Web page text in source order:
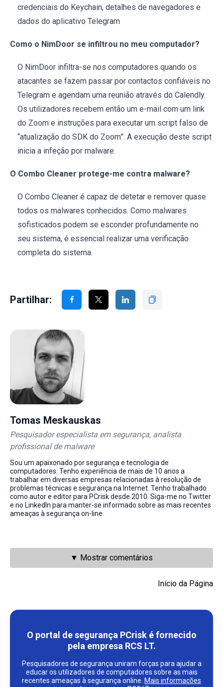
credenciais do Keychain, detalhes de navegadores e
dados do aplicativo Telegram
Como o NimDoor se infiltrou no meu computador?
O NimDoor infiltra-se nos computadores quando os
atacantes se fazem passar por contactos confiáveis no
Telegram e agendam uma reunião através do Calendly.
Os utilizadores recebem então um e-mail com um link
do Zoom e instruções para executar um script falso de
“atualização do SDK do Zoom”. A execução deste script
inicia a infeção por malware.
O Combo Cleaner protege-me contra malware?
O Combo Cleaner é capaz de detetar e remover quase
todos os malwares conhecidos. Como malwares
sofisticados podem se esconder profundamente no
seu sistema, é essencial realizar uma verificação
completa do sistema.
Partilhar:
Tomas Meskauskas
Pesquisador especialista em segurança, analista
profissional de malware
Sou um apaixonado por segurança e tecnologia de
computadores. Tenho experiência de mais de 10 anos a
trabalhar em diversas empresas relacionadas à resolução de
problemas técnicas e segurança na Internet. Tenho trabalhado
como autor e editor para PCrisk desde 2010. Siga-me no Twitter
e no LinkedIn para manter-se informado sobre as mais recentes
ameaças à segurança on-line.
▼ Mostrar comentários
Início da Página
O portal de segurança PCrisk é fornecido
pela empresa RCS LT.
Pesquisadores de segurança uniram forças para ajudar a
educar os utilizadores de computadores sobre as mais
recentes ameaças à segurança online. Mais informações